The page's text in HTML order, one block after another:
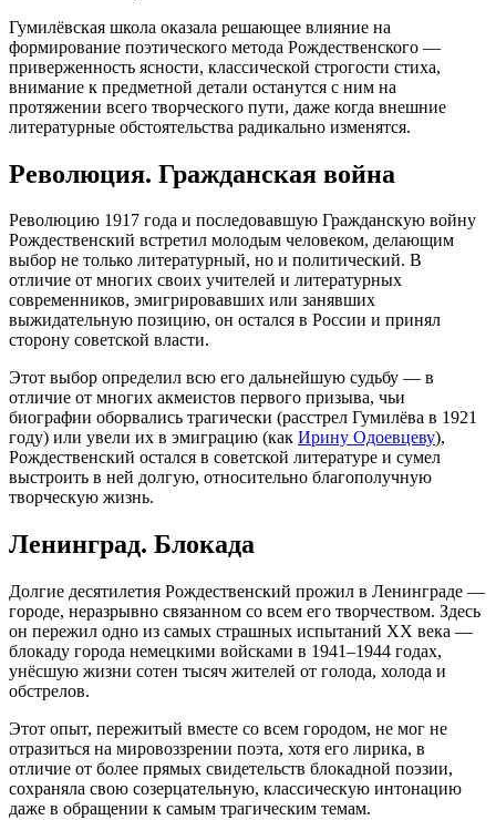
Гумилёвская школа оказала решающее влияние на
формирование поэтического метода Рождественского —
приверженность ясности, классической строгости стиха,
внимание к предметной детали останутся с ним на
протяжении всего творческого пути, даже когда внешние
литературные обстоятельства радикально изменятся.
Революция. Гражданская война
Революцию 1917 года и последовавшую Гражданскую войну
Рождественский встретил молодым человеком, делающим
выбор не только литературный, но и политический. В
отличие от многих своих учителей и литературных
современников, эмигрировавших или занявших
выжидательную позицию, он остался в России и принял
сторону советской власти.
Этот выбор определил всю его дальнейшую судьбу — в
отличие от многих акмеистов первого призыва, чьи
биографии оборвались трагически (расстрел Гумилёва в 1921
году) или увели их в эмиграцию (как Ирину Одоевцеву),
Рождественский остался в советской литературе и сумел
выстроить в ней долгую, относительно благополучную
творческую жизнь.
Ленинград. Блокада
Долгие десятилетия Рождественский прожил в Ленинграде —
городе, неразрывно связанном со всем его творчеством. Здесь
он пережил одно из самых страшных испытаний XX века —
блокаду города немецкими войсками в 1941–1944 годах,
унёсшую жизни сотен тысяч жителей от голода, холода и
обстрелов.
Этот опыт, пережитый вместе со всем городом, не мог не
отразиться на мировоззрении поэта, хотя его лирика, в
отличие от более прямых свидетельств блокадной поэзии,
сохраняла свою созерцательную, классическую интонацию
даже в обращении к самым трагическим темам.